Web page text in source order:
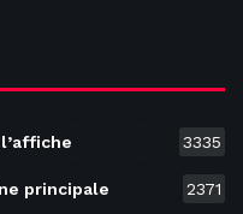
3335
principale 2371